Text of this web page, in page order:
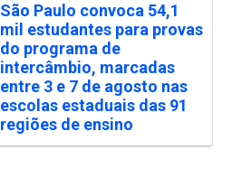
São Paulo convoca 54,1
mil estudantes para provas
do programa de
intercâmbio, marcadas
entre 3 e 7 de agosto nas
escolas estaduais das 91
regiões de ensino